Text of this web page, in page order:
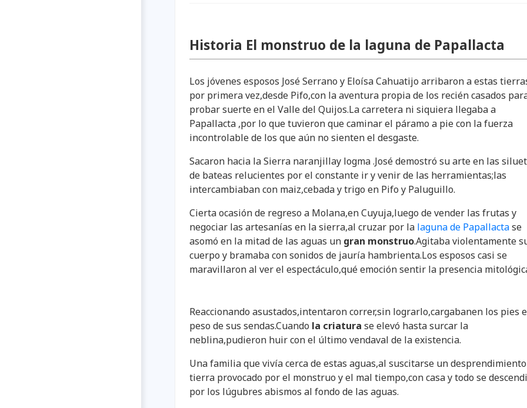
Historia El monstruo de la laguna de Papallacta
Los jóvenes esposos José Serrano y Eloísa Cahuatijo arribaron a estas
por primera vez,desde Pifo,con la aventura propia de los recién casados
probar suerte en el Valle del Quijos.La carretera ni siquiera llegaba a
Papallacta ,por lo que tuvieron que caminar el páramo a pie con la fuerza
incontrolable de los que aún no sienten el desgaste.
Sacaron hacia la Sierra naranjillay logma .José demostró su arte en las
de bateas relucientes por el constante ir y venir de las herramientas;las
intercambiaban con maiz,cebada y trigo en Pifo y Paluguillo.
Cierta ocasión de regreso a Molana,en Cuyuja,luego de vender las frutas y
negociar las artesanías en la sierra,al cruzar por la laguna de Papallactase
asomó en la mitad de las aguas un gran monstruo.Agitaba violentamente
cuerpo y bramaba con sonidos de jauría hambrienta.Los esposos casi se
maravillaron al ver el espectáculo,qué emoción sentir la presencia
Reaccionando asustados,intentaron correr,sin lograrlo,cargabanen los pies
peso de sus sendas.Cuando la criatura se elevó hasta surcar la
neblina,pudieron huir con el último vendaval de la existencia.
Una familia que vivía cerca de estas aguas,al suscitarse un
tierra provocado por el monstruo y el mal tiempo,con casa y todo se
por los lúgubres abismos al fondo de las aguas.